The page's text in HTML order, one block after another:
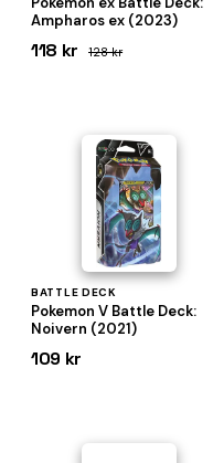
Ampharos ex (2023)
118 kr 128 kr
BATTLE DECK
Pokemon V Battle Deck:
Noivern (2021)
109 kr